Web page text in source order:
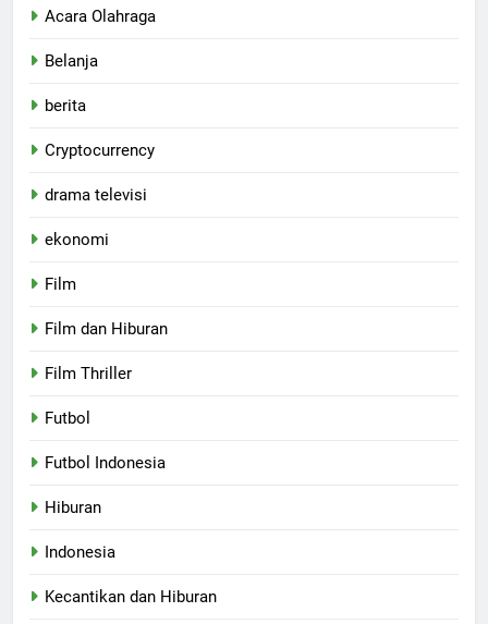
Acara Olahraga
Belanja
berita
Cryptocurrency
drama televisi
ekonomi
Film
Film dan Hiburan
Film Thriller
Futbol
Futbol Indonesia
Hiburan
Indonesia
Kecantikan dan Hiburan